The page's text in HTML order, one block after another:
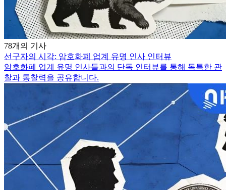
78개의 기사
선구자의 시각: 암호화폐 업계 유명 인사 인터뷰
암호화폐 업계 유명 인사들과의 단독 인터뷰를 통해 독특한 관
찰과 통찰력을 공유합니다.